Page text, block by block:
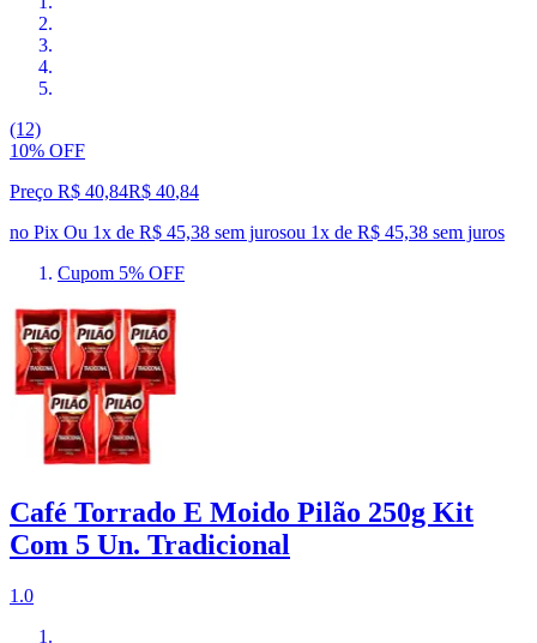
(12)
10% OFF
Preço R$ 40,84R$ 40,84
no Pix Ou 1x de R$ 45,38 sem jurosou 1x de R$ 45,38 sem juros
Cupom 5% OFF
Café Torrado E Moido Pilão 250g Kit
Com 5 Un. Tradicional
1.0